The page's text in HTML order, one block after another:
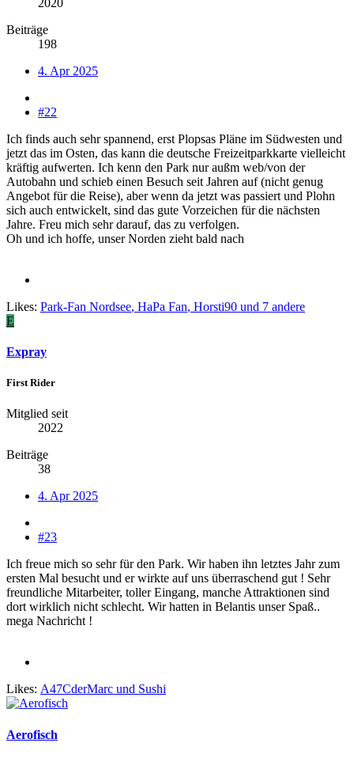
Beiträge
198
4. Apr 2025
#22
Ich finds auch sehr spannend, erst Plopsas Pläne im Südwesten und
jetzt das im Osten, das kann die deutsche Freizeitparkkarte vielleicht
kräftig aufwerten. Ich kenn den Park nur außm web/von der
Autobahn und schieb einen Besuch seit Jahren auf (nicht genug
Angebot für die Reise), aber wenn da jetzt was passiert und Plohn
sich auch entwickelt, sind das gute Vorzeichen für die nächsten
Jahre. Freu mich sehr darauf, das zu verfolgen.
Oh und ich hoffe, unser Norden zieht bald nach
Likes: Park-Fan Nordsee, HaPa Fan, Horsti90 und 7 andere
E
Expray
First Rider
Mitglied seit
2022
Beiträge
38
4. Apr 2025
#23
Ich freue mich so sehr für den Park. Wir haben ihn letztes Jahr zum
ersten Mal besucht und er wirkte auf uns überraschend gut ! Sehr
freundliche Mitarbeiter, toller Eingang, manche Attraktionen sind
dort wirklich nicht schlecht. Wir hatten in Belantis unser Spaß..
mega Nachricht !
Likes: A47CderMarc und Sushi
Aerofisch